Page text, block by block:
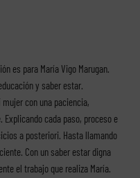
es para María Vigo Marugan.
y saber estar.
con una paciencia,
cada paso, proceso e
a posteriori. Hasta llamando
Con un saber estar digna
el trabajo que realiza María.